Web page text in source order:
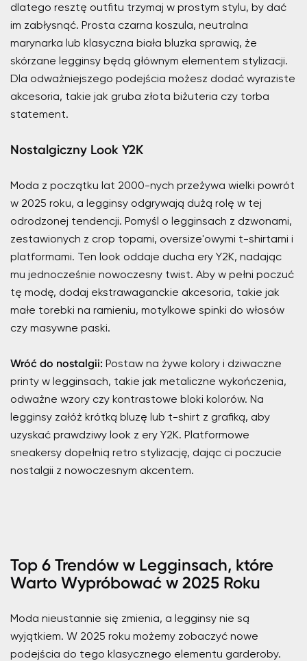
dlatego resztę outfitu trzymaj w prostym stylu, by dać
im zabłysnąć. Prosta czarna koszula, neutralna
marynarka lub klasyczna biała bluzka sprawią, że
skórzane legginsy będą głównym elementem stylizacji.
Dla odważniejszego podejścia możesz dodać wyraziste
akcesoria, takie jak gruba złota biżuteria czy torba
statement.
Nostalgiczny Look Y2K
Moda z początku lat 2000-nych przeżywa wielki powrót
w 2025 roku, a legginsy odgrywają dużą rolę w tej
odrodzonej tendencji. Pomyśl o legginsach z dzwonami,
zestawionych z crop topami, oversize'owymi t-shirtami i
platformami. Ten look oddaje ducha ery Y2K, nadając
mu jednocześnie nowoczesny twist. Aby w pełni poczuć
tę modę, dodaj ekstrawaganckie akcesoria, takie jak
małe torebki na ramieniu, motylkowe spinki do włosów
czy masywne paski.
Wróć do nostalgii: Postaw na żywe kolory i dziwaczne
printy w legginsach, takie jak metaliczne wykończenia,
odważne wzory czy kontrastowe bloki kolorów. Na
legginsy załóż krótką bluzę lub t-shirt z grafiką, aby
uzyskać prawdziwy look z ery Y2K. Platformowe
sneakersy dopełnią retro stylizację, dając ci poczucie
nostalgii z nowoczesnym akcentem.
Top 6 Trendów w Legginsach, które
Warto Wypróbować w 2025 Roku
Moda nieustannie się zmienia, a legginsy nie są
wyjątkiem. W 2025 roku możemy zobaczyć nowe
podejścia do tego klasycznego elementu garderoby.